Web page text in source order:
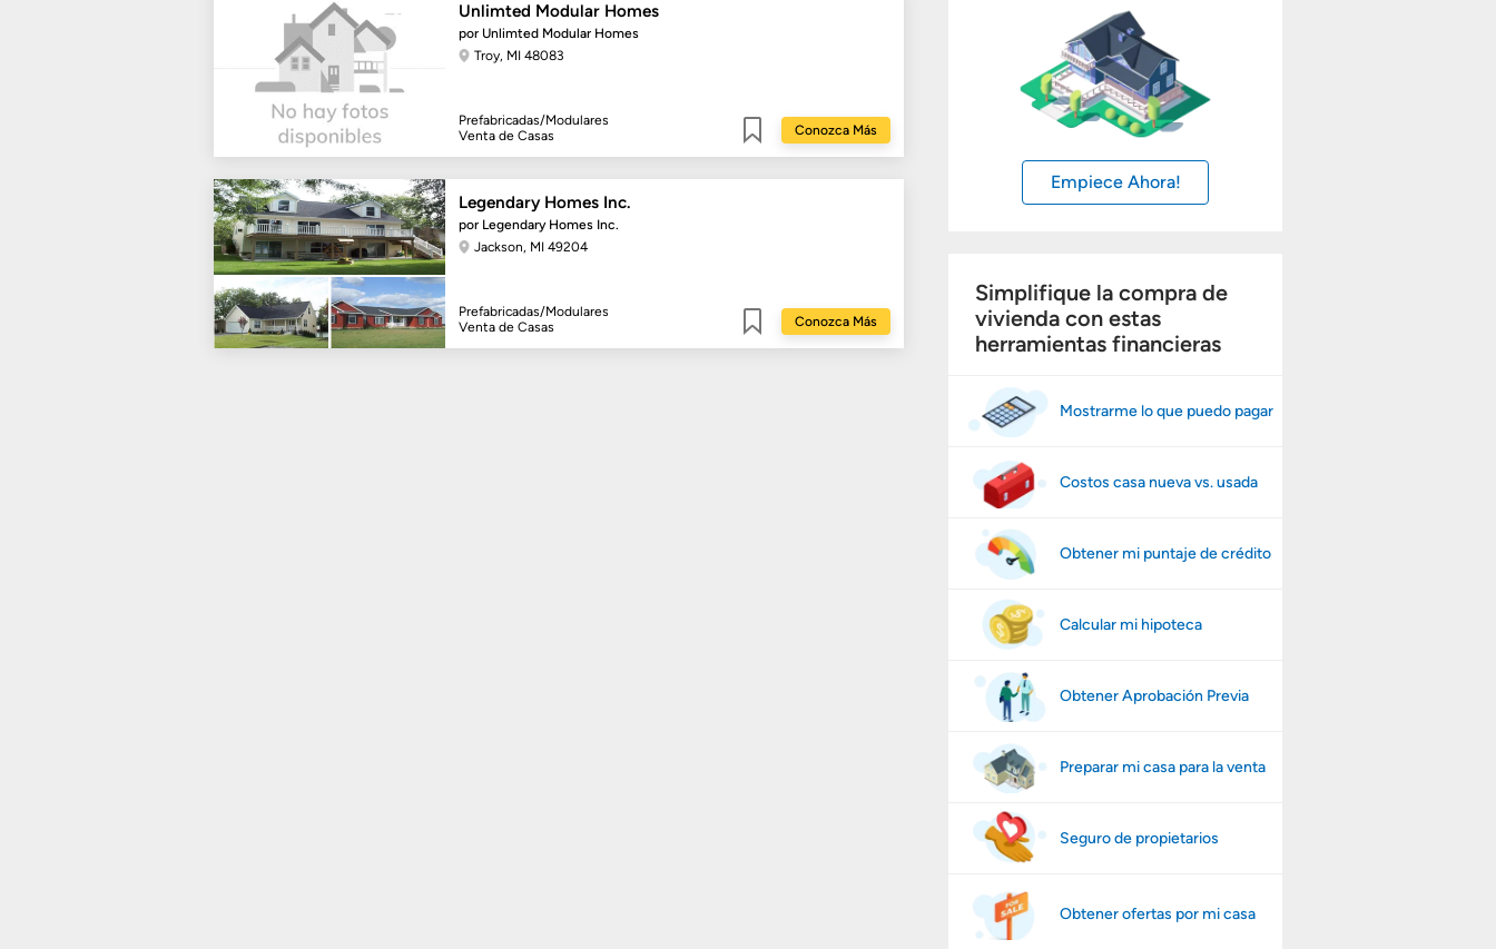
Unlimted Modular Homes
por Unlimted Modular Homes
Troy, MI 48083
Prefabricadas/Modulares
Venta de Casas
Conozca Más
Legendary Homes Inc.
por Legendary Homes Inc.
Jackson, MI 49204
Prefabricadas/Modulares
Venta de Casas
Conozca Más
Empiece Ahora!
Simplifique la compra de
vivienda con estas
herramientas financieras
Mostrarme lo que puedo pagar
Costos casa nueva vs. usada
Obtener mi puntaje de crédito
Calcular mi hipoteca
Obtener Aprobación Previa
Preparar mi casa para la venta
Seguro de propietarios
Obtener ofertas por mi casa